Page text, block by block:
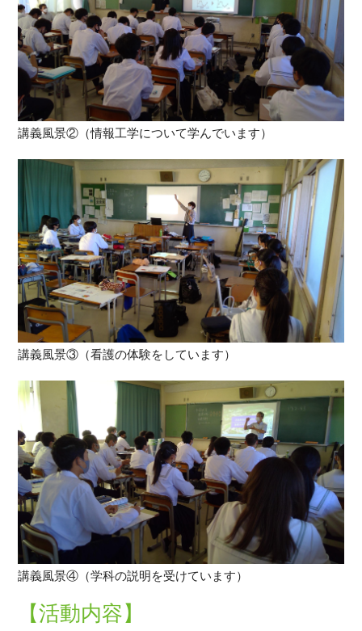
講義風景②（情報工学について学んでいます）
講義風景③（看護の体験をしています）
講義風景④（学科の説明を受けています）
【活動内容】